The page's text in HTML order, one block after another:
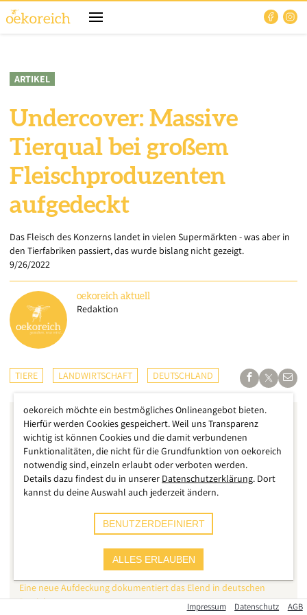
ARTIKEL
Undercover: Massive
Tierqual bei großem
Fleischproduzenten
aufgedeckt
Das Fleisch des Konzerns landet in vielen Supermärkten - was aber in
den Tierfabriken passiert, das wurde bislang nicht gezeigt.
9/26/2022
oekoreich aktuell
Redaktion
TIERE LANDWIRTSCHAFT DEUTSCHLAND
Eine neue Aufdeckung dokumentiert das Elend in deutschen
Betrieben
Impressum Datenschutz AGB
oekoreich möchte ein bestmögliches Onlineangebot bieten.
Hierfür werden Cookies gespeichert. Weil uns Transparenz
wichtig ist können Cookies und die damit verbundenen
Funktionalitäten, die nicht für die Grundfunktion von oekoreich
notwendig sind, einzeln erlaubt oder verboten werden.
Details dazu findest du in unserer Datenschutzerklärung. Dort
kannst du deine Auswahl auch jederzeit ändern.
BENUTZERDEFINIERT
ALLES ERLAUBEN